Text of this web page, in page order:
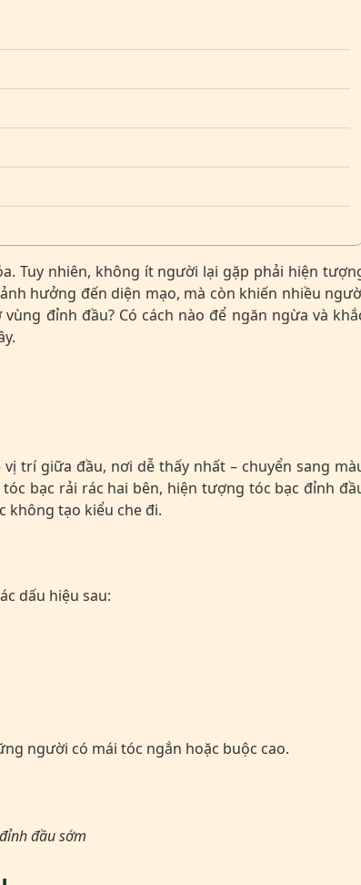
Tuy nhiên, không ít người lại gặp phải hiện
hưởng đến diện mạo, mà còn khiến nhiều
đỉnh đầu? Có cách nào để ngăn ngừa và
trí giữa đầu, nơi dễ thấy nhất – chuyển sang
bạc rải rác hai bên, hiện tượng tóc bạc đỉnh
không tạo kiểu che đi.
dấu hiệu sau:
người có mái tóc ngắn hoặc buộc cao.
đầu sớm